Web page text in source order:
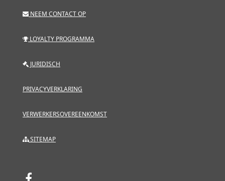
NEEM CONTACT OP
LOYALTY PROGRAMMA
JURIDISCH
PRIVACYVERKLARING
VERWERKERSOVEREENKOMST
SITEMAP